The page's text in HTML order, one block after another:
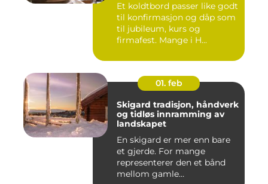
Et koldtbord passer like godt
til konfirmasjon og dåp som
til jubileum, kurs og
firmafest. Mange i H...
01. feb
Skigard tradisjon, håndverk
og tidløs innramming av
landskapet
En skigard er mer enn bare
et gjerde. For mange
representerer den et bånd
mellom gamle